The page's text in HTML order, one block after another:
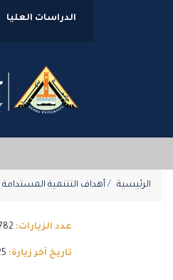
الدراسات العليا
الرئيسية أهداف التننمية المستدامة
عدد الزيارات:
تاريخ آخر زيارة: 07